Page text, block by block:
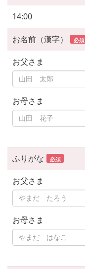
14:00
お名前（漢字） 必須
お父さま
お母さま
ふりがな 必須
お父さま
お母さま